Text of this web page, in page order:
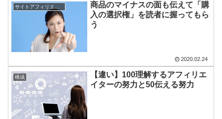
サイトアフィリエイト
商品のマイナスの面も伝えて「購
入の選択権」を読者に握ってもら
う
2020.02.24
構成
【違い】100理解するアフィリエ
イターの努力と50伝える努力